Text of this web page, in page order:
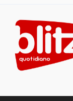
content